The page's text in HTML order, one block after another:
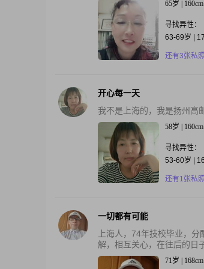
65岁 |
寻找异性：
63-69岁 |
还有3张私照
开心每一天
我不是上海的，我是扬州高
58岁 |
寻找异性：
53-60岁 |
还有1张私照
一切都有可能
上海人，74年技校毕业，
解，相互关心，在往后的日
71岁 |